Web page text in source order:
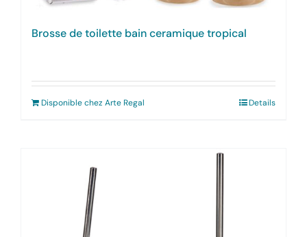
Brosse de toilette bain ceramique tropical
Disponible chez Arte Regal Details